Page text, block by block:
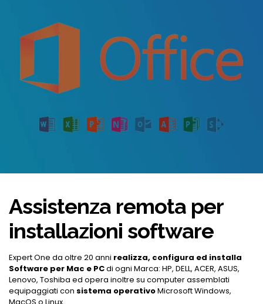
Assistenza remota per
installazioni software
Expert One da oltre 20 anni realizza, configura ed installa
Software per Mac e PCdi ogni Marca: HP, DELL, ACER, ASUS,
Lenovo, Toshiba ed opera inoltre su computer assemblati
equipaggiati con sistema operativoMicrosoft Windows,